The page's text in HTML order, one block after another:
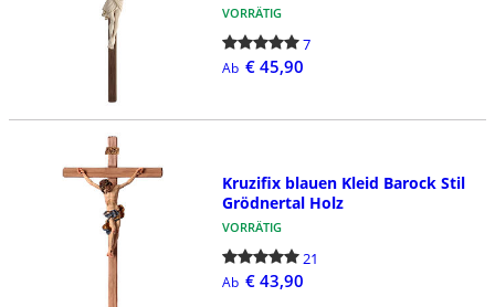
VORRÄTIG
7
Ab € 45,90
Kruzifix blauen Kleid Barock Stil
Grödnertal Holz
VORRÄTIG
21
Ab € 43,90